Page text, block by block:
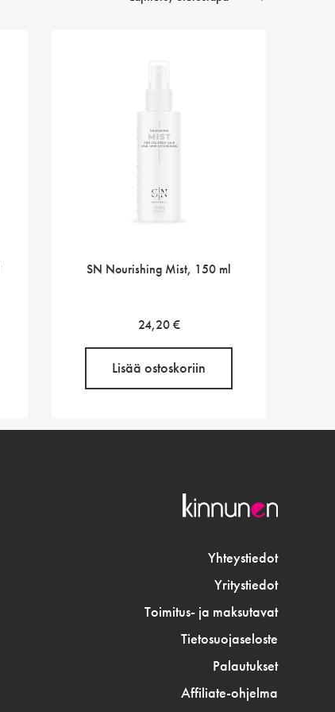
SN Nourishing Mist, 150 ml
24,20€
Lisää ostoskoriin
Yhteystiedot
Yritystiedot
Toimitus- ja maksutavat
Tietosuojaseloste
Palautukset
Affiliate-ohjelma